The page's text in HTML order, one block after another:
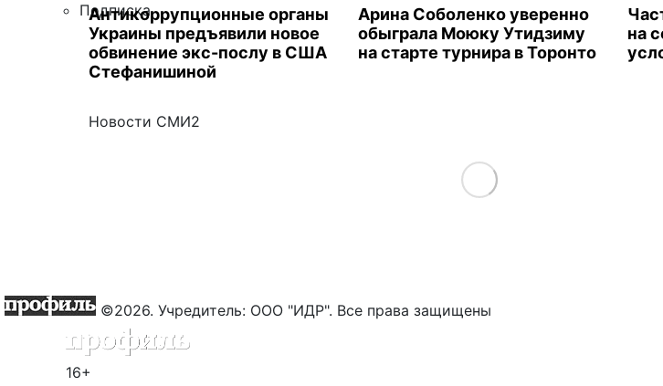
Подписка
Антикоррупционные органы
Украины предъявили новое
обвинение экс-послу в США
Стефанишиной
Арина Соболенко уверенно
обыграла Моюку Утидзиму
на старте турнира в Торонто
на
Новости СМИ2
Load More
©2026. Учредитель: ООО "ИДР". Все права защищены
16+